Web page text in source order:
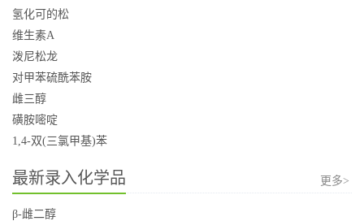
氢化可的松
维生素A
泼尼松龙
对甲苯硫酰苯胺
雌三醇
磺胺嘧啶
1,4-双(三氯甲基)苯
最新录入化学品 更多>
β-雌二醇